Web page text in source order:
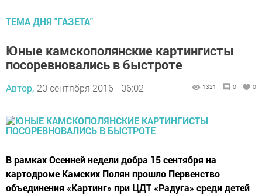
ТЕМА ДНЯ "ГАЗЕТА"
Юные камскополянские картингисты
посоревновались в быстроте
Автор, 20 сентября 2016 - 06:02 1321 0 0
В рамках Осенней недели добра 15 сентября на
картодроме Камских Полян прошло Первенство
объединения «Картинг» при ЦДТ «Радуга» среди детей